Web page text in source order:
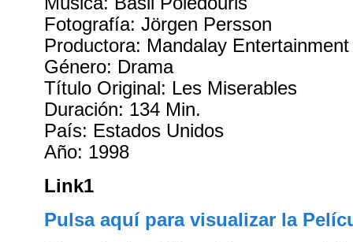
Fotografía: Jörgen Persson
Productora: Mandalay Entertainment
Género: Drama
Título Original: Les Miserables
Duración: 134 Min.
País: Estados Unidos
Año: 1998
Link1
Pulsa aquí para visualizar la